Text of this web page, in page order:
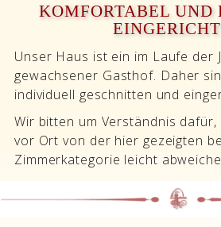
KOMFORTABEL UND
Unser Haus ist ein im Laufe der
gewachsener Gasthof. Daher
individuell geschnitten und
Wir bitten um Verständnis
vor Ort von der hier gezeigten
Zimmerkategorie leicht